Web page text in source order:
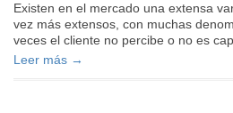
Existen en el mercado una extensa
vez más extensos, con muchas
veces el cliente no percibe o no es
Leer más →